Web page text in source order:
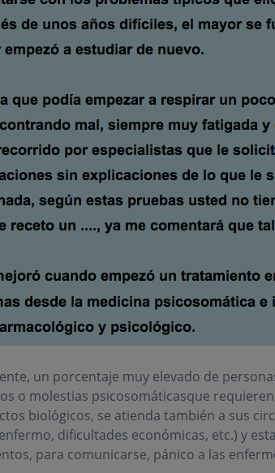
un porcentaje muy elevado de
o molestias psicosomáticasque
biológicos, se atienda también a sus
dificultades económicas, etc.) y
para comunicarse, pánico a las